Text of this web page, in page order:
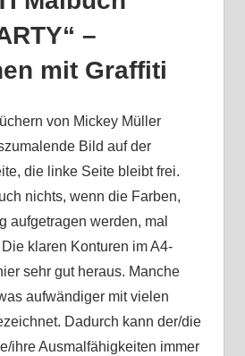
–
mit Graffiti
von Mickey Müller
Bild auf der
die linke Seite bleibt frei.
nichts, wenn die Farben,
aufgetragen werden, mal
klaren Konturen im A4-
sehr gut heraus. Manche
aufwändiger mit vielen
Dadurch kann der/die
ihre Ausmalfähigkeiten immer